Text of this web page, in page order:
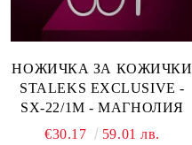
НОЖИЧКА ЗА КОЖИЧКИ
STALEKS EXCLUSIVE -
SX-22/1M - МАГНОЛИЯ
€30.17
59.01 лв.